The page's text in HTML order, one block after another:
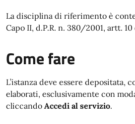
La disciplina di riferimento è
Capo II, d.P.R. n. 380/2001, artt.
Come fare
L’istanza deve essere depositata,
elaborati, esclusivamente con
cliccando Accedi al servizio.